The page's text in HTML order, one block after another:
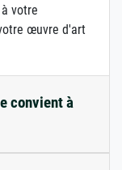
votre
œuvre d'art
convient à